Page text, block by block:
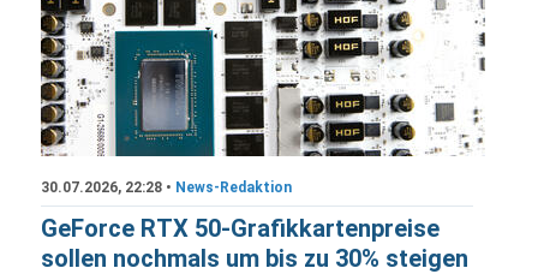
30.07.2026, 22:28 • News-Redaktion
GeForce RTX 50-Grafikkartenpreise
sollen nochmals um bis zu 30% steigen